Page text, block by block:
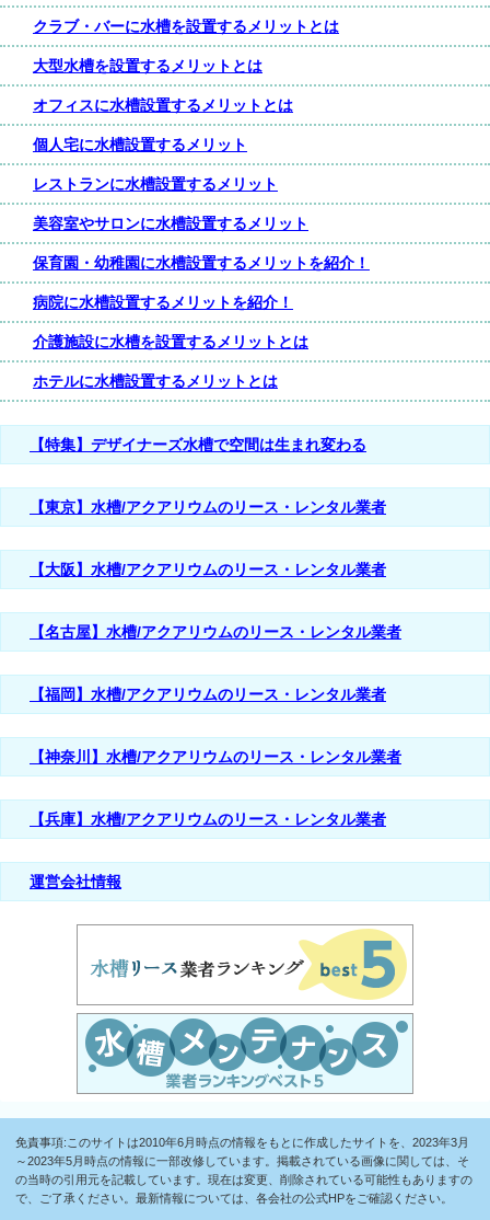
クラブ・バーに水槽を設置するメリットとは
大型水槽を設置するメリットとは
オフィスに水槽設置するメリットとは
個人宅に水槽設置するメリット
レストランに水槽設置するメリット
美容室やサロンに水槽設置するメリット
保育園・幼稚園に水槽設置するメリットを紹介！
病院に水槽設置するメリットを紹介！
介護施設に水槽を設置するメリットとは
ホテルに水槽設置するメリットとは
【特集】デザイナーズ水槽で空間は生まれ変わる
【東京】水槽/アクアリウムのリース・レンタル業者
【大阪】水槽/アクアリウムのリース・レンタル業者
【名古屋】水槽/アクアリウムのリース・レンタル業者
【福岡】水槽/アクアリウムのリース・レンタル業者
【神奈川】水槽/アクアリウムのリース・レンタル業者
【兵庫】水槽/アクアリウムのリース・レンタル業者
運営会社情報
免責事項:このサイトは2010年6月時点の情報をもとに作成したサイトを、2023年3月
～2023年5月時点の情報に一部改修しています。掲載されている画像に関しては、そ
の当時の引用元を記載しています。現在は変更、削除されている可能性もありますの
で、ご了承ください。最新情報については、各会社の公式HPをご確認ください。